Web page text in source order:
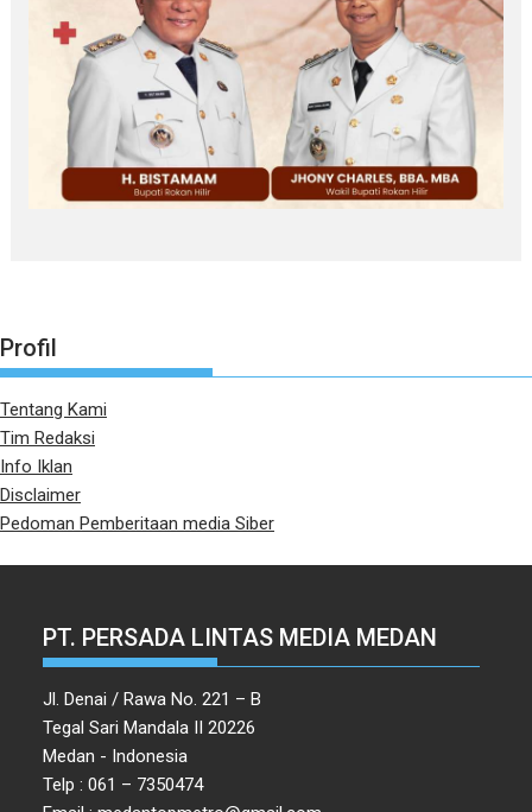
Profil
Tentang Kami
Tim Redaksi
Info Iklan
Disclaimer
Pedoman Pemberitaan media Siber
PT. PERSADA LINTAS MEDIA MEDAN
Jl. Denai / Rawa No. 221 – B
Tegal Sari Mandala II 20226
Medan - Indonesia
Telp : 061 – 7350474